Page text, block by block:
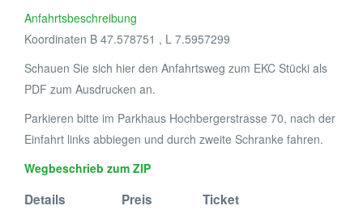
Anfahrtsbeschreibung
Koordinaten B 47.578751 , L 7.5957299
Schauen Sie sich hier den Anfahrtsweg zum EKC Stücki als
PDF zum Ausdrucken an.
Parkieren bitte im Parkhaus Hochbergerstrasse 70, nach der
Einfahrt links abbiegen und durch zweite Schranke fahren.
Wegbeschrieb zum ZIP
Details Preis Ticket